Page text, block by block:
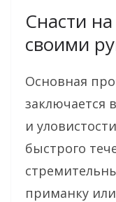
Снасти
своими
Основная
заключается
и
быстрого
приманку